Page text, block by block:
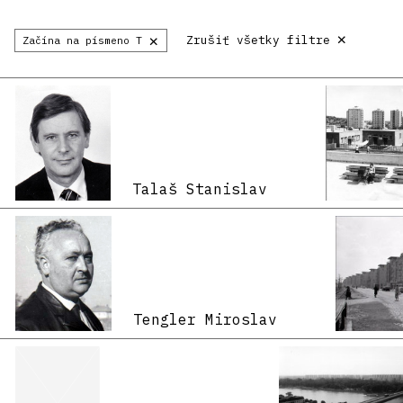
Začína na písmeno T × Zrušiť všetky filtre ×
Talaš Stanislav
Tengler Miroslav